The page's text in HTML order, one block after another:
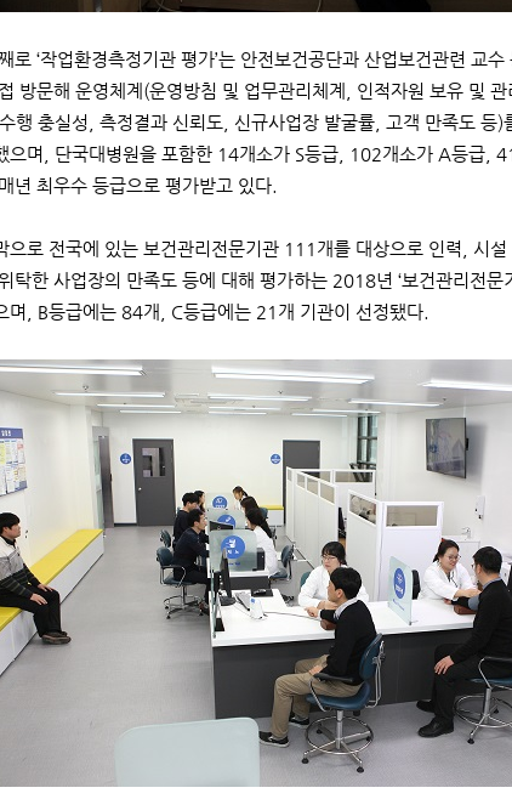
로 ‘작업환경측정기관 평가’는 안전보건공단과 산업보건관련 교
방문해 운영체계(운영방침 및 업무관리체계, 인적자원 보유 및
행 충실성, 측정결과 신뢰도, 신규사업장 발굴률, 고객 만족도
으며, 단국대병원을 포함한 14개소가 S등급, 102개소가 A등급,
년 최우수 등급으로 평가받고 있다.
으로 전국에 있는 보건관리전문기관 111개를 대상으로 인력, 시
탁한 사업장의 만족도 등에 대해 평가하는 2018년 ‘보건관리전
며, B등급에는 84개, C등급에는 21개 기관이 선정됐다.